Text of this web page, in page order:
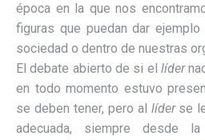
época en la que nos
figuras que puedan dar ejemplo
sociedad o dentro de nuestras
El debate abierto de si el líder
en todo momento estuvo
se deben tener, pero al líderse
adecuada, siempre desde